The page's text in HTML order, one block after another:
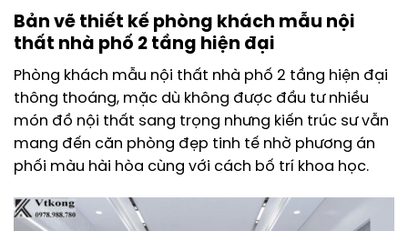
Bản vẽ thiết kế phòng khách mẫu nội
thất nhà phố 2 tầng hiện đại
Phòng khách mẫu nội thất nhà phố 2 tầng hiện đại
thông thoáng, mặc dù không được đầu tư nhiều
món đồ nội thất sang trọng nhưng kiến trúc sư vẫn
mang đến căn phòng đẹp tinh tế nhờ phương án
phối màu hài hòa cùng với cách bố trí khoa học.